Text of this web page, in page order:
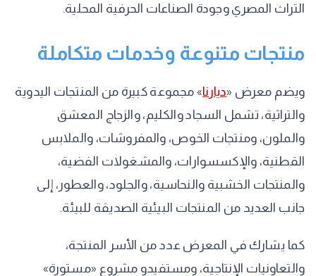
التراث المصري وجودة الصناعات الحرفية المحلية.
منتجات متنوعة وخدمات متكاملة
ويضم معرض «ديارنا» مجموعة كبيرة من المنتجات اليدوية
والتراثية، تشمل السجاد والكليم، والزجاج المعشق
والملون، ومنتجات الخوص، والمفروشات، والملابس
القطنية، والإكسسوارات، والمشغولات الفضية،
والمنتجات الخشبية والنحاسية، والجلود، والعطور، إلى
جانب العديد من المنتجات البيئية الصديقة للبيئة.
كما يشارك في المعرض عدد من الأسر المنتجة،
والتعاونيات الإنتاجية، ومستفيدو مشروع «مستورة»